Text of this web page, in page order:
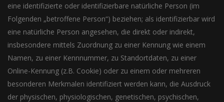
eine identifizierte oder identifizierbare natürliche Person (im
Folgenden „betroffene Person“) beziehen; als identifizierbar wird
eine natürliche Person angesehen, die direkt oder indirekt,
insbesondere mittels Zuordnung zu einer Kennung wie einem
Namen, zu einer Kennnummer, zu Standortdaten, zu einer
Online-Kennung (z.B. Cookie) oder zu einem oder mehreren
besonderen Merkmalen identifiziert werden kann, die Ausdruck
der physischen, physiologischen, genetischen, psychischen,